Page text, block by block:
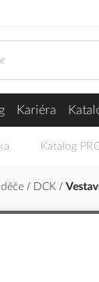
Kariéra
Katalog
DCK